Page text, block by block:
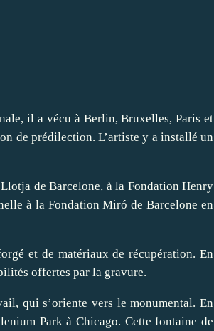
il a vécu à Berlin, Bruxelles, Paris et
de prédilection. L’artiste y a installé un
de Barcelone, à la Fondation Henry
à la Fondation Miró de Barcelone en
et de matériaux de récupération. En
offertes par la gravure.
qui s’oriente vers le monumental. En
Park à Chicago. Cette fontaine de